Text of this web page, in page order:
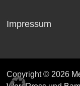
Impressum
Copyright © 2026